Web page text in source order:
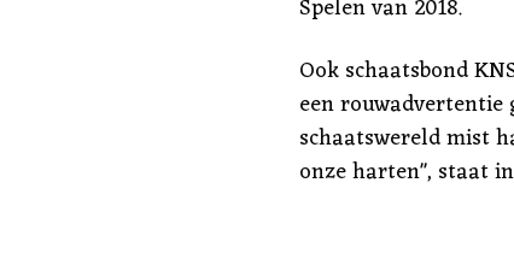
Spelen van 2018.
Ook schaatsbond
een
schaatswereld mist
onze harten", staat